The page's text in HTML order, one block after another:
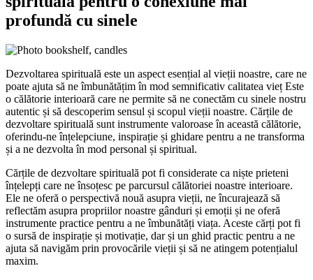
profundă cu sinele
Dezvoltarea spirituală este un aspect esențial al vieții noastre, care ne
poate ajuta să ne îmbunătățim în mod semnificativ calitatea vieț Este
o călătorie interioară care ne permite să ne conectăm cu sinele nostru
autentic și să descoperim sensul și scopul vieții noastre. Cărțile de
dezvoltare spirituală sunt instrumente valoroase în această călătorie,
oferindu-ne înțelepciune, inspirație și ghidare pentru a ne transforma
și a ne dezvolta în mod personal și spiritual.
Cărțile de dezvoltare spirituală pot fi considerate ca niște prieteni
înțelepți care ne însoțesc pe parcursul călătoriei noastre interioare.
Ele ne oferă o perspectivă nouă asupra vieții, ne încurajează să
reflectăm asupra propriilor noastre gânduri și emoții și ne oferă
instrumente practice pentru a ne îmbunătăți viața. Aceste cărți pot fi
o sursă de inspirație și motivație, dar și un ghid practic pentru a ne
ajuta să navigăm prin provocările vieții și să ne atingem potențialul
maxim.